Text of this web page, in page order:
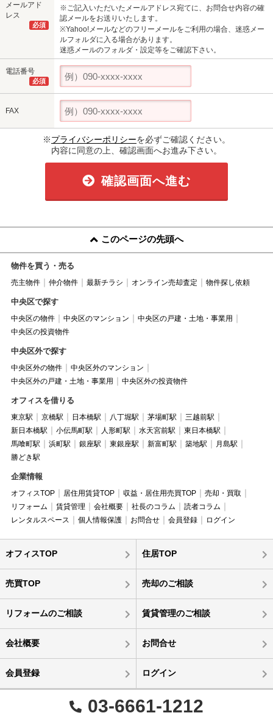
メールアド
レス
必須
※ご記入いただいたメールアドレス宛てに、お問合せ内容の確
認メールをお送りいたします。
※Yahoo!メールなどのフリーメールをご利用の場合、迷惑メー
ルフォルダに入る場合があります。
迷惑メールのフォルダ・設定等をご確認下さい。
電話番号
必須
FAX
※プライバシーポリシーを必ずご確認ください。
内容に同意の上、確認画面へお進み下さい。
確認画面へ進む
このページの先頭へ
物件を買う・売る
売主物件 仲介物件 最新チラシ オンライン売却査定 物件探し依頼
中央区で探す
中央区の物件 中央区のマンション
中央区の戸建・土地・事業用
中央区の投資物件
中央区外で探す
中央区外の物件
中央区外のマンション
中央区外の戸建・土地・事業用
中央区外の投資物件
オフィスを借りる
東京駅 京橋駅 日本橋駅 八丁堀駅 茅場町駅
三越前駅
新日本橋駅
小伝馬町駅 人形町駅 水天宮前駅
東日本橋駅
馬喰町駅
浜町駅 銀座駅 東銀座駅 新富町駅 築地駅
月島駅
勝どき駅
企業情報
オフィスTOP 居住用賃貸TOP 収益・居住用売買TOP
売却・買取
リフォーム
賃貸管理 会社概要 社長のコラム
読者コラム
レンタルスペース
個人情報保護 お問合せ 会員登録 ログイン
オフィスTOP 住居TOP
売買TOP 売却のご相談
リフォームのご相談 賃貸管理のご相談
会社概要 お問合せ
会員登録 ログイン
03-6661-1212